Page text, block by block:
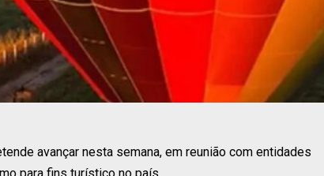
avançar nesta semana, em reunião com entidades